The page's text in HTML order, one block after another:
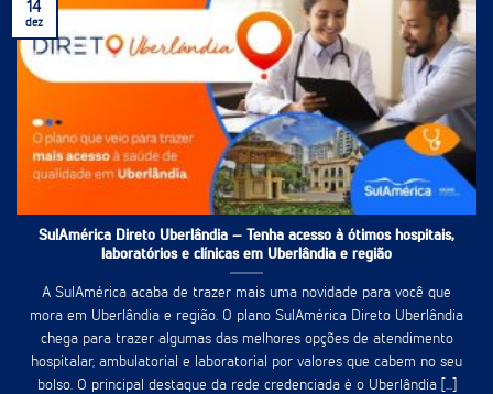
SulAmérica Direto Uberlândia – Tenha acesso à ótimos hospitais,
laboratórios e clínicas em Uberlândia e região
A SulAmérica acaba de trazer mais uma novidade para você que
mora em Uberlândia e região. O plano SulAmérica Direto Uberlândia
chega para trazer algumas das melhores opções de atendimento
hospitalar, ambulatorial e laboratorial por valores que cabem no seu
bolso. O principal destaque da rede credenciada é o Uberlândia [...]
14
dez